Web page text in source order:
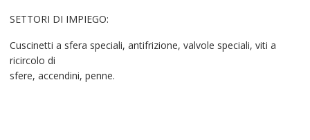
SETTORI DI IMPIEGO:
Cuscinetti a sfera speciali, antifrizione, valvole speciali, viti a
ricircolo di
sfere, accendini, penne.